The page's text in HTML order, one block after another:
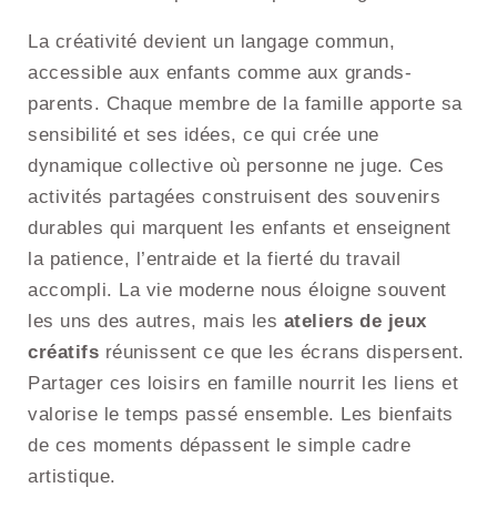
La créativité devient un langage commun,
accessible aux enfants comme aux grands-
parents. Chaque membre de la famille apporte sa
sensibilité et ses idées, ce qui crée une
dynamique collective où personne ne juge. Ces
activités partagées construisent des souvenirs
durables qui marquent les enfants et enseignent
la patience, l’entraide et la fierté du travail
accompli. La vie moderne nous éloigne souvent
les uns des autres, mais les ateliers de jeux
créatifs réunissent ce que les écrans dispersent.
Partager ces loisirs en famille nourrit les liens et
valorise le temps passé ensemble. Les bienfaits
de ces moments dépassent le simple cadre
artistique.